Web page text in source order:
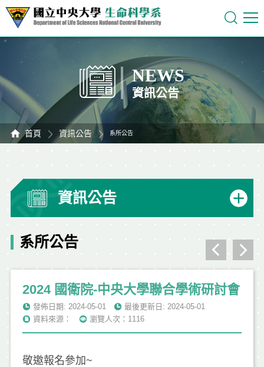
NEWS
資訊公告
首頁 資訊公告 系所公告
資訊公告
系所公告
2024 國衛院-中央大學聯合學術研討會
發佈日期: 2024-05-01
最後更新日: 2024-05-01
資料來源：
瀏覽人次：1116
敬邀報名參加~